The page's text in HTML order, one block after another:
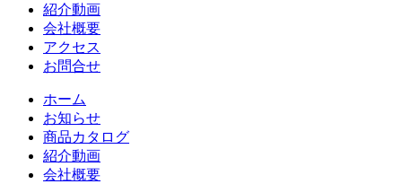
紹介動画
会社概要
アクセス
お問合せ
ホーム
お知らせ
商品カタログ
紹介動画
会社概要